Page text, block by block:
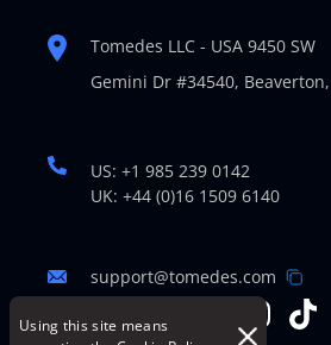
Using this site means
Tomedes LLC - USA 9450 SW
Gemini Dr #34540,
US: +1 985 239 0142
UK: +44 (0)16 1509 6140
support@tomedes.com